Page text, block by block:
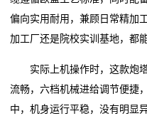
偏向实用耐用，兼顾日常精加
加工厂还是院校实训基地，都
实际上机操作时，这款炮塔
流畅，六档机械进给调节便捷
中，机身运行平稳，没有明显